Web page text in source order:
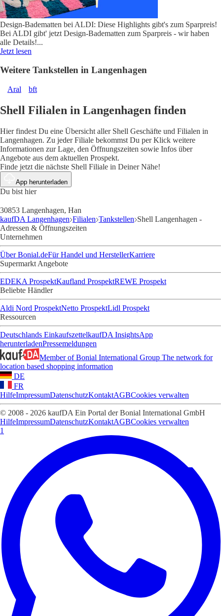
Design-Badematten bei ALDI: Diese Highlights gibt's zum Sparpreis!
Bei ALDI gibt' jetzt Design-Badematten zum Sparpreis - wir haben
alle Details!...
Jetzt lesen
Weitere Tankstellen in Langenhagen
Aral bft
Shell Filialen in Langenhagen finden
Hier findest Du eine Übersicht aller Shell Geschäfte und Filialen in
Langenhagen. Zu jeder Filiale bekommst Du per Klick weitere
Informationen zur Lage, den Öffnungszeiten sowie Infos über
Angebote aus dem aktuellen Prospekt.
Finde jetzt die nächste Shell Filiale in Deiner Nähe!
App herunterladen
Du bist hier
30853 Langenhagen, Han
kaufDA Langenhagen Filialen Tankstellen Shell Langenhagen -
Adressen & Öffnungszeiten
Unternehmen
Über Bonial.deFür Handel und HerstellerKarriere
Supermarkt Angebote
EDEKA ProspektKaufland ProspektREWE Prospekt
Beliebte Händler
Aldi Nord ProspektNetto ProspektLidl Prospekt
Ressourcen
Deutschlands EinkaufszettelkaufDA InsightsApp
herunterladenPressemeldungen
Member of Bonial International Group The network for
location based shopping information
DE
FR
HilfeImpressumDatenschutzKontaktAGBCookies verwalten
© 2008 - 2026 kaufDA Ein Portal der Bonial International GmbH
HilfeImpressumDatenschutzKontaktAGBCookies verwalten
1